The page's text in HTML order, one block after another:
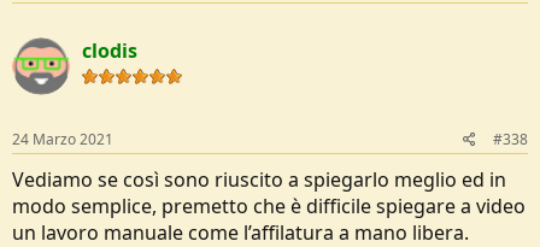
clodis
24 Marzo 2021 #338
Vediamo se così sono riuscito a spiegarlo meglio ed in
modo semplice, premetto che è difficile spiegare a video
un lavoro manuale come l’affilatura a mano libera.